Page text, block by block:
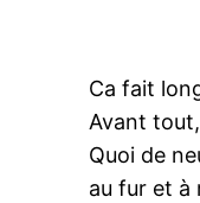
Ca fait
Avant
Quoi de
au fur et à